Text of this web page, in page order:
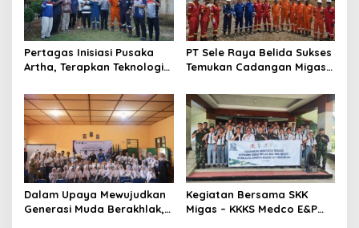
Pertagas Inisiasi Pusaka
Artha, Terapkan Teknologi
Infrastruktur Pipa Air Desa
PT Sele Raya Belida Sukses
Temukan Cadangan Migas
Anggur Selatan-
Dalam Upaya Mewujudkan
Generasi Muda Berakhlak,
Kegiatan Bersama SKK
Migas – KKKS Medco E&P